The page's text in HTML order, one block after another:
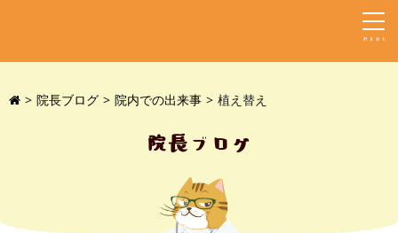
MENU
院長ブログ 院内での出来事 植え替え
院長ブログ